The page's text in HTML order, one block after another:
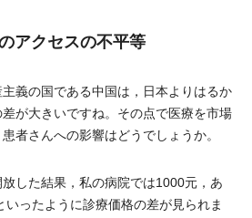
アクセスの不平等
義の国である中国は，日本よりはるか
が大きいですね。その点で医療を市場
者さんへの影響はどうでしょうか。
した結果，私の病院では1000元，あ
ったように診療価格の差が見られま